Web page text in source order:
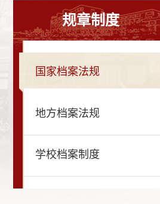
规章制度
国家档案法规
地方档案法规
学校档案制度